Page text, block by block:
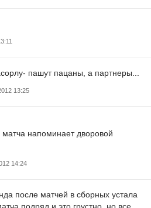
пашут пацаны, а партнеры...
13:25
напоминает дворовой
14:24
после матчей в сборных устала